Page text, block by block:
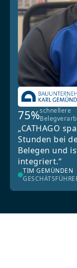
75%schnellere
„CATHAGO
Stunden bei
Belegen und
integriert.“
TIM GEMÜNDEN